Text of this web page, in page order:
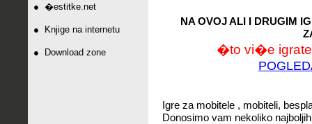
● �estitke.net
● Knjige na internetu
● Download zone
NA OVOJ ALI I DRUGIM
�to vi�e
Igre za mobitele , mobiteli,
Donosimo vam nekoliko